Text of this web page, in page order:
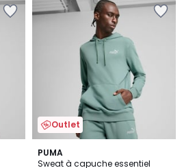
Outlet
PUMA
Sweat à capuche essentiel
5
/
8